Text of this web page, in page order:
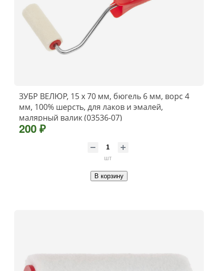
ЗУБР ВЕЛЮР, 15 х 70 мм, бюгель 6 мм, ворс 4
мм, 100% шерсть, для лаков и эмалей,
малярный валик (03536-07)
200 ₽
шт
В корзину